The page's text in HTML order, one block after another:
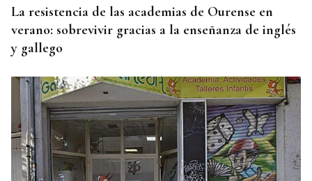
La resistencia de las academias de Ourense en
verano: sobrevivir gracias a la enseñanza de inglés
y gallego